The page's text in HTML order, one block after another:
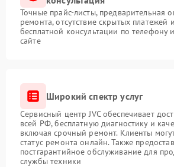
Точные прайс-листы, предварительная
ремонта, отсутствие скрытых платежей
бесплатной консультации по телефону
сайте
Широкий спектр услуг
Сервисный центр JVC обеспечивает
всей РФ, бесплатную диагностику и
включая срочный ремонт. Клиенты
статус ремонта онлайн. Также
постгарантийное обслуживание для
службы техники